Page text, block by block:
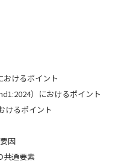
けるポイント
）におけるポイント
けるポイント
因
共通要素